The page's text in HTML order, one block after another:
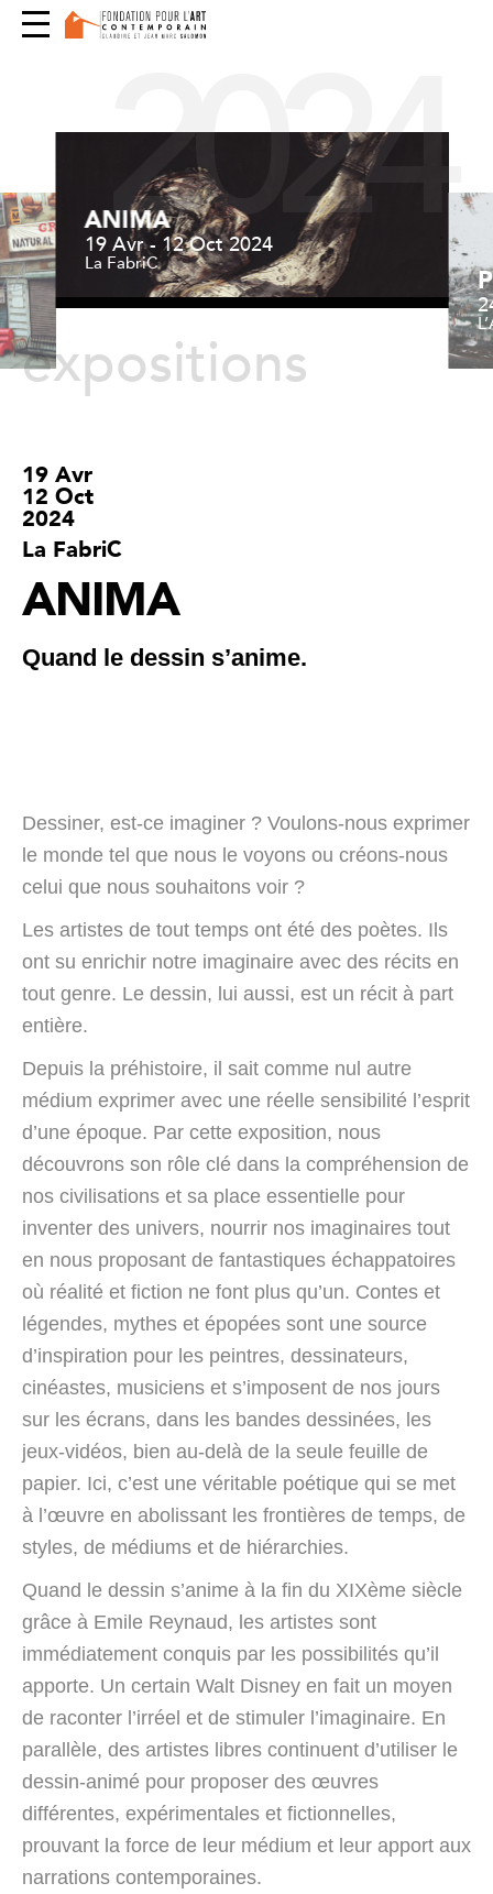
2024
expositions
ANIMA
19 Avr - 12 Oct 2024
La FabriC
19 Avr
12 Oct
2024
La FabriC
ANIMA
Quand le dessin s’anime.
Dessiner, est-ce imaginer ? Voulons-nous exprimer
le monde tel que nous le voyons ou créons-nous
celui que nous souhaitons voir ?
Les artistes de tout temps ont été des poètes. Ils
ont su enrichir notre imaginaire avec des récits en
tout genre. Le dessin, lui aussi, est un récit à part
entière.
Depuis la préhistoire, il sait comme nul autre
médium exprimer avec une réelle sensibilité l’esprit
d’une époque. Par cette exposition, nous
découvrons son rôle clé dans la compréhension de
nos civilisations et sa place essentielle pour
inventer des univers, nourrir nos imaginaires tout
en nous proposant de fantastiques échappatoires
où réalité et fiction ne font plus qu’un. Contes et
légendes, mythes et épopées sont une source
d’inspiration pour les peintres, dessinateurs,
cinéastes, musiciens et s’imposent de nos jours
sur les écrans, dans les bandes dessinées, les
jeux-vidéos, bien au-delà de la seule feuille de
papier. Ici, c’est une véritable poétique qui se met
à l’œuvre en abolissant les frontières de temps, de
styles, de médiums et de hiérarchies.
Quand le dessin s’anime à la fin du XIXème siècle
grâce à Emile Reynaud, les artistes sont
immédiatement conquis par les possibilités qu’il
apporte. Un certain Walt Disney en fait un moyen
de raconter l’irréel et de stimuler l’imaginaire. En
parallèle, des artistes libres continuent d’utiliser le
dessin-animé pour proposer des œuvres
différentes, expérimentales et fictionnelles,
prouvant la force de leur médium et leur apport aux
narrations contemporaines.